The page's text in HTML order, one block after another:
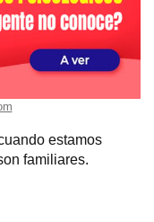
estamos
familiares.